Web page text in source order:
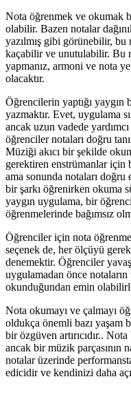
Nota öğrenmek ve okumak
olabilir. Bazen notalar
yazılmış gibi görünebilir, bu
kaçabilir ve unutulabilir. Bu
yapmanız, armoni ve nota
olacaktır.
Öğrencilerin yaptığı yaygın
yazmaktır. Evet, uygulama
ancak uzun vadede
öğrenciler notaları doğru
Müziği akıcı bir şekilde
gerektiren enstrümanlar
ama sonunda notaları
bir şarkı öğrenirken okuma
yaygın uygulama, bir
öğrenmelerinde bağımsız
Öğrenciler için nota
seçenek de, her ölçüyü
denemektir. Öğrenciler
uygulamadan önce notaların
okunduğundan emin
Nota okumayı ve çalmayı
oldukça önemli bazı yaşam
bir özgüven artırıcıdır..
ancak bir müzik parçasının
notalar üzerinde
edicidir ve kendinizi daha